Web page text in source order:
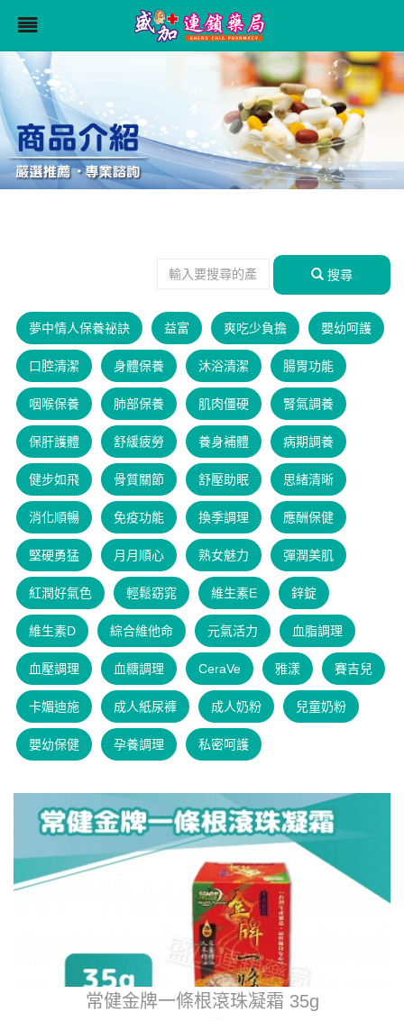
搜尋
夢中情人保養祕訣 益富 爽吃少負擔 嬰幼呵護
口腔清潔 身體保養 沐浴清潔 腸胃功能
咽喉保養 肺部保養 肌肉僵硬 腎氣調養
保肝護體 舒緩疲勞 養身補體 病期調養
健步如飛 骨質關節 舒壓助眠 思緒清晰
消化順暢 免疫功能 換季調理 應酬保健
堅硬勇猛 月月順心 熟女魅力 彈潤美肌
紅潤好氣色 輕鬆窈窕 維生素E 鋅錠
維生素D 綜合維他命 元氣活力 血脂調理
血壓調理 血糖調理 CeraVe 雅漾 賽吉兒
卡媚迪施 成人紙尿褲 成人奶粉 兒童奶粉
嬰幼保健 孕養調理 私密呵護
常健金牌一條根滾珠凝霜 35g